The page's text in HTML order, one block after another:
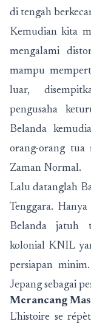
di tengah
Kemudian kita
mengalami
mampu
luar,
pengusaha
Belanda
orang-orang tua
Zaman Normal.
Lalu datanglah
Tenggara.
Belanda jatuh
kolonial KNIL
persiapan
Jepang sebagai
Merancang
L'histoire se